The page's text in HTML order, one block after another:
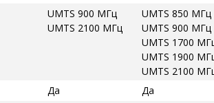
UMTS 900 МГц
UMTS 2100 МГц
UMTS 850 МГц
UMTS 900 МГц
UMTS 1700
UMTS 1900
UMTS 2100
Да
Да